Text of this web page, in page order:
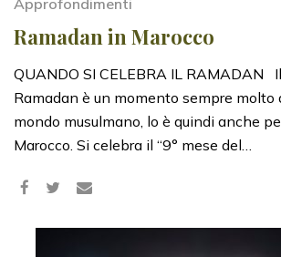
Approfondimenti
Ramadan in Marocco
QUANDO SI CELEBRA IL RAMADAN
Ramadan è un momento sempre molto
mondo musulmano, lo è quindi anche
Marocco. Si celebra il “9° mese del…
Share Tweet